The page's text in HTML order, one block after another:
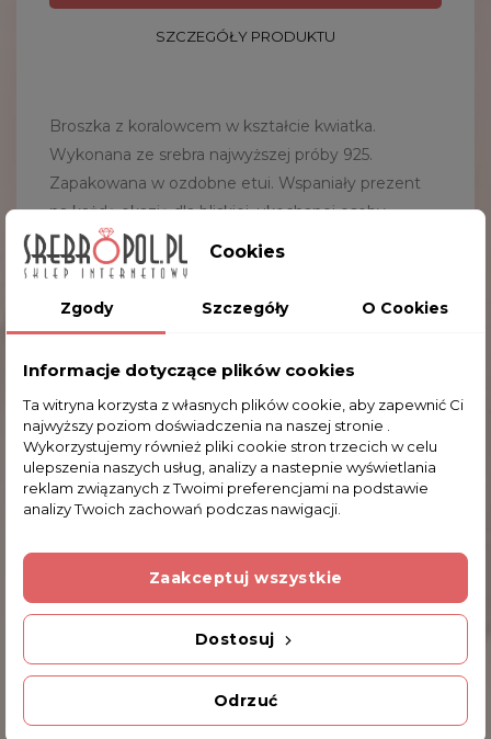
SZCZEGÓŁY PRODUKTU
Broszka z koralowcem w kształcie kwiatka.
Wykonana ze srebra najwyższej próby 925.
Zapakowana w ozdobne etui. Wspaniały prezent
na każdą okazję dla bliskiej, ukochanej osoby.
Waga:10.8g
Wymiary: 4.3x4.3 cm
Kruszec: srebro pr. 925
Kształt:kwiat
Kamienie:
koralowiec
Komentarze (0)
Dodatkowe Informacje
Cookies
Zgody Szczegóły O Cookies
Informacje dotyczące plików cookies
Ta witryna korzysta z własnych plików cookie, aby zapewnić Ci
najwyższy poziom doświadczenia na naszej stronie .
Wykorzystujemy również pliki cookie stron trzecich w celu
ulepszenia naszych usług, analizy a nastepnie wyświetlania
reklam związanych z Twoimi preferencjami na podstawie
analizy Twoich zachowań podczas nawigacji.
Odrzuć
Dostosuj
Zaakceptuj wszystkie